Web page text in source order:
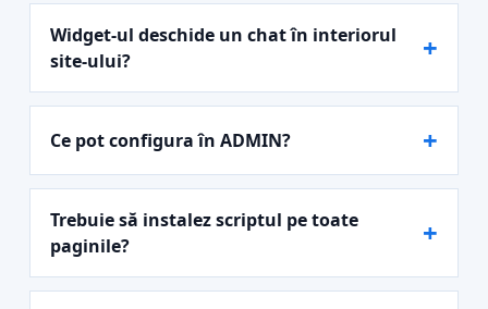
Widget-ul deschide un chat în interiorul
site-ului?
Ce pot configura în ADMIN?
Trebuie să instalez scriptul pe toate
paginile?